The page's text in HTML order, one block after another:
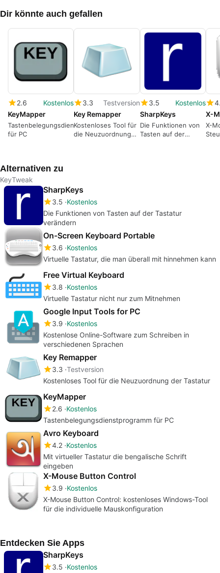
Dir könnte auch gefallen
2.6
Kostenlos
KeyMapper
Tastenbelegungsdienstprogramm
für PC
3.3
Testversion
Key Remapper
Kostenloses Tool für
die Neuzuordnung
3.5
Kostenlos
SharpKeys
Die Funktionen von
Tasten auf der
X-
Alternativen zu
KeyTweak
SharpKeys
3.5 Kostenlos
Die Funktionen von Tasten auf der Tastatur
verändern
On-Screen Keyboard Portable
3.6 Kostenlos
Virtuelle Tastatur, die man überall mit hinnehmen kann
Free Virtual Keyboard
3.8 Kostenlos
Virtuelle Tastatur nicht nur zum Mitnehmen
Google Input Tools for PC
3.9 Kostenlos
Kostenlose Online-Software zum Schreiben in
verschiedenen Sprachen
Key Remapper
3.3 Testversion
Kostenloses Tool für die Neuzuordnung der Tastatur
KeyMapper
2.6 Kostenlos
Tastenbelegungsdienstprogramm für PC
Avro Keyboard
4.2 Kostenlos
Mit virtueller Tastatur die bengalische Schrift
eingeben
X-Mouse Button Control
3.9 Kostenlos
X-Mouse Button Control: kostenloses Windows-Tool
für die individuelle Mauskonfiguration
Entdecken Sie Apps
SharpKeys
3.5 Kostenlos